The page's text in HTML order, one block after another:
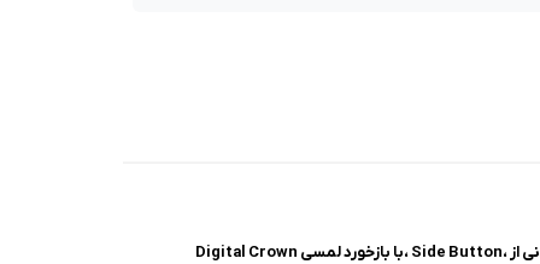
Digital Crown با بازخورد لمسی، Side Button، پشتیبانی از